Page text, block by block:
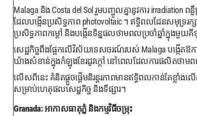
Malaga និង Costa del Sol រួមបញ្ចូលគ្នានូវការ irradiation
ដែលបង្កើនប្រសិទ្ធភាព photovoltaic ។ ឥទ្ធិពលដែនសមុទ្ររ
ប្រសិទ្ធភាពកម្ដៅ និងបង្កើនទិន្នផលថាមពលប្រចាំឆ្នាំក្នុងមួ
សេដ្ឋកិច្ចពឹងផ្អែកលើវិស័យទេសចរណ៍របស់ Malaga បង្កើតឱ
យ៉ាងសំខាន់ក្នុងកំឡុងខែរដូវក្តៅ នៅពេលដែលការផលិតថាមព
លើសពីនេះ គំនិតផ្តួចផ្តើមនិរន្តរភាពមានឥទ្ធិពលកាន់តែខ្លាំ
សម្រាប់ហេតុផលសេដ្ឋកិច្ច និងទីផ្សារ។
Granada: អាកាសធាតុភ្នំ និងកម្មវិធីចម្រុះ